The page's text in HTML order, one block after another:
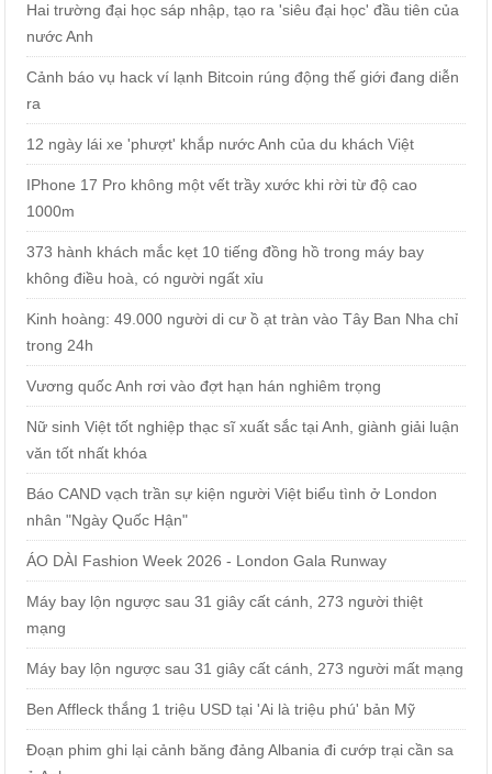
Hai trường đại học sáp nhập, tạo ra 'siêu đại học' đầu tiên của
nước Anh
Cảnh báo vụ hack ví lạnh Bitcoin rúng động thế giới đang diễn
ra
12 ngày lái xe 'phượt' khắp nước Anh của du khách Việt
IPhone 17 Pro không một vết trầy xước khi rời từ độ cao
1000m
373 hành khách mắc kẹt 10 tiếng đồng hồ trong máy bay
không điều hoà, có người ngất xỉu
Kinh hoàng: 49.000 người di cư ồ ạt tràn vào Tây Ban Nha chỉ
trong 24h
Vương quốc Anh rơi vào đợt hạn hán nghiêm trọng
Nữ sinh Việt tốt nghiệp thạc sĩ xuất sắc tại Anh, giành giải luận
văn tốt nhất khóa
Báo CAND vạch trần sự kiện người Việt biểu tình ở London
nhân "Ngày Quốc Hận"
ÁO DÀI Fashion Week 2026 - London Gala Runway
Máy bay lộn ngược sau 31 giây cất cánh, 273 người thiệt
mạng
Máy bay lộn ngược sau 31 giây cất cánh, 273 người mất mạng
Ben Affleck thắng 1 triệu USD tại 'Ai là triệu phú' bản Mỹ
Đoạn phim ghi lại cảnh băng đảng Albania đi cướp trại cần sa